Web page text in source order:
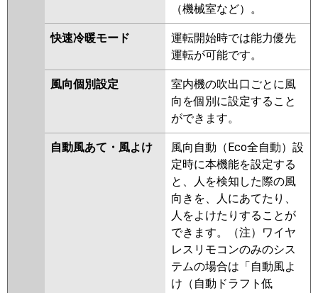
（機械室など）。
快速冷暖モード
運転開始時では能力優先
運転が可能です。
風向個別設定
室内機の吹出口ごとに風
向を個別に設定すること
ができます。
自動風あて・風よけ
風向自動（Eco全自動）設
定時に本機能を設定する
と、人を検知した際の風
向きを、人にあてたり、
人をよけたりすることが
できます。（注）ワイヤ
レスリモコンのみのシス
テムの場合は「自動風よ
け（自動ドラフト低